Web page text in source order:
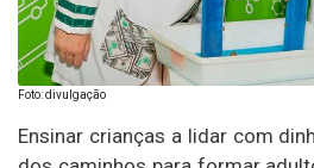
Foto: divulgação
Ensinar crianças a lidar com